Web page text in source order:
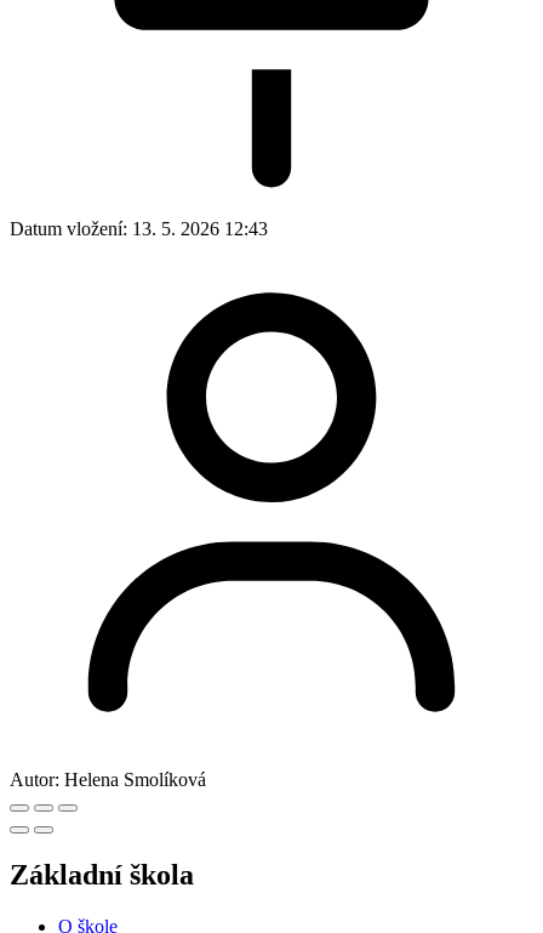
Datum vložení: 13. 5. 2026 12:43
Autor: Helena Smolíková
Základní škola
O škole